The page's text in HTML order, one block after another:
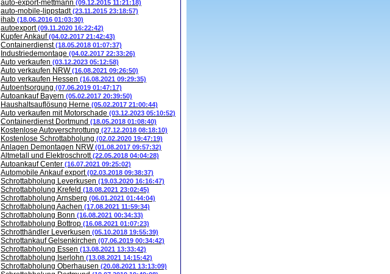
auto-export-mettmann (09.12.2015 11:21:18)
auto-mobile-lippstadt(23.11.2015 23:18:57)
ihab (18.06.2016 01:03:30)
autoexport(09.11.2020 16:22:42)
Kupfer Ankauf(04.02.2017 21:42:43)
Containerdienst(18.05.2018 01:07:37)
Industriedemontage (04.02.2017 22:33:26)
Auto verkaufen (03.12.2023 05:12:58)
Auto verkaufen NRW(16.08.2021 09:26:50)
Auto verkaufen Hessen (16.08.2021 09:29:35)
Autoentsorgung (07.06.2019 01:47:17)
Autoankauf Bayern (05.02.2017 20:39:50)
Haushaltsauflösung Herne (05.02.2017 21:00:44)
Auto verkaufen mit Motorschade (03.12.2023 05:10:52)
Containerdienst Dortmund (18.05.2018 01:08:40)
Kostenlose Autoverschrottung (27.12.2018 08:18:10)
Kostenlose Schrottabholung (02.02.2020 19:47:19)
Anlagen Demontagen NRW(01.08.2017 09:57:32)
Altmetall und Elektroschrott(22.05.2018 04:04:28)
Autoankauf Center (16.07.2021 09:25:02)
Automobile Ankauf export(02.03.2018 09:38:37)
Schrottabholung Leverkusen (19.03.2020 16:16:47)
Schrottabholung Krefeld (18.08.2021 23:02:45)
Schrottabholung Arnsberg (06.01.2021 01:44:04)
Schrottabholung Aachen (17.08.2021 11:59:34)
Schrottabholung Bonn (16.08.2021 00:34:33)
Schrottabholung Bottrop (16.08.2021 01:07:23)
Schrotthändler Leverkusen (05.10.2018 19:55:39)
Schrottankauf Gelsenkirchen (07.06.2019 00:34:42)
Schrottabholung Essen (13.08.2021 13:33:42)
Schrottabholung Iserlohn (13.08.2021 14:15:42)
Schrottabholung Oberhausen (20.08.2021 13:13:09)